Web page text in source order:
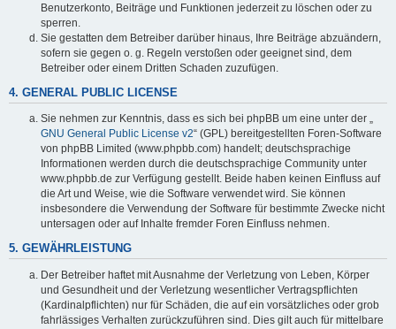
Benutzerkonto, Beiträge und Funktionen jederzeit zu löschen oder zu
sperren.
Sie gestatten dem Betreiber darüber hinaus, Ihre Beiträge abzuändern,
sofern sie gegen o. g. Regeln verstoßen oder geeignet sind, dem
Betreiber oder einem Dritten Schaden zuzufügen.
4. GENERAL PUBLIC LICENSE
Sie nehmen zur Kenntnis, dass es sich bei phpBB um eine unter der „
GNU General Public License v2“ (GPL) bereitgestellten Foren-Software
von phpBB Limited (www.phpbb.com) handelt; deutschsprachige
Informationen werden durch die deutschsprachige Community unter
www.phpbb.de zur Verfügung gestellt. Beide haben keinen Einfluss auf
die Art und Weise, wie die Software verwendet wird. Sie können
insbesondere die Verwendung der Software für bestimmte Zwecke nicht
untersagen oder auf Inhalte fremder Foren Einfluss nehmen.
5. GEWÄHRLEISTUNG
Der Betreiber haftet mit Ausnahme der Verletzung von Leben, Körper
und Gesundheit und der Verletzung wesentlicher Vertragspflichten
(Kardinalpflichten) nur für Schäden, die auf ein vorsätzliches oder grob
fahrlässiges Verhalten zurückzuführen sind. Dies gilt auch für mittelbare